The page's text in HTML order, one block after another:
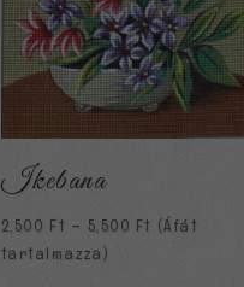
Ikebana
2,500 Ft – 5,500 Ft (Áfát
tartalmazza)